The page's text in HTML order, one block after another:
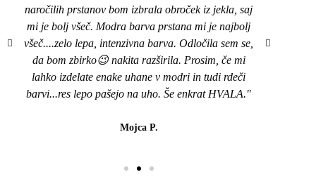
naročilih prstanov bom izbrala obroček iz jekla, saj
mi je bolj všeč. Modra barva prstana mi je najbolj
všeč....zelo lepa, intenzivna barva. Odločila sem se,
da bom zbirko😉 nakita razširila. Prosim, če mi
lahko izdelate enake uhane v modri in tudi rdeči
barvi...res lepo pašejo na uho. Še enkrat HVALA."
Mojca P.